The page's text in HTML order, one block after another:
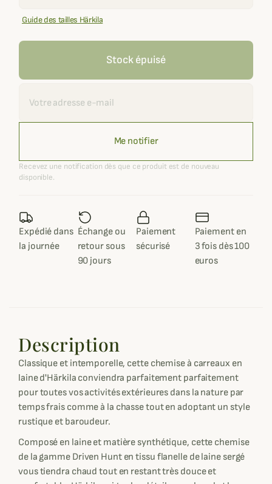
Guide des tailles Härkila
Stock épuisé
Me notifier
Recevez une notification dès que ce produit est de nouveau
disponible.
Expédié dans
la journée
Échange ou
retour sous
90 jours
Paiement
sécurisé
Paiement en
3 fois dès 100
euros
Description
Classique et intemporelle, cette chemise à carreaux en
laine d'Härkila conviendra parfaitement parfaitement
pour toutes vos activités extérieures dans la nature par
temps frais comme à la chasse tout en adoptant un style
rustique et baroudeur.
Composé en laine et matière synthétique, cette chemise
de la gamme Driven Hunt en tissu flanelle de laine sergé
vous tiendra chaud tout en restant très douce et